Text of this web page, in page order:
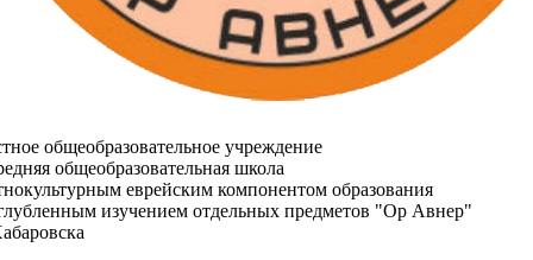
общеобразовательное учреждение
общеобразовательная школа
еврейским компонентом образования
изучением отдельных предметов "Ор Авнер"